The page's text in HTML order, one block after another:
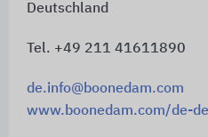
Deutschland
Tel. +49 211 41611890
de.info@boonedam.com
www.boonedam.com/de-de